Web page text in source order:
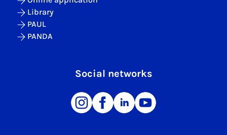
Library
PAUL
PANDA
Social networks